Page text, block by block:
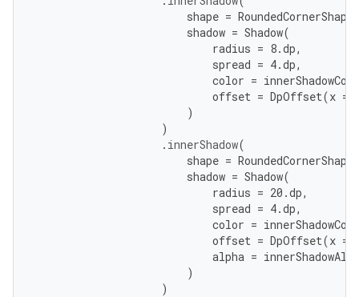
shape = RoundedCornerShape
shadow = Shadow(
radius = 8.dp,
spread = 4.dp,
color =
offset = DpOffset(x =
)
)
. innerShadow(
shape = RoundedCornerShape
shadow = Shadow(
radius = 20.dp,
spread = 4.dp,
color =
offset = DpOffset(x =
alpha =
)
)